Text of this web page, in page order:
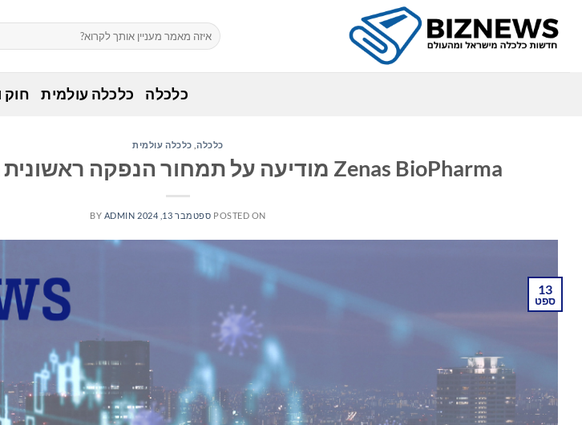
content
כלכלה כלכלה עולמית
כלכלה, כלכלה עולמית
Zenas BioPharma מודיעה על תמחור הנפקה ראשונית מורחבת לציבור
POSTED ON ספטמבר 13, 2024 BY ADMIN
13
ספט